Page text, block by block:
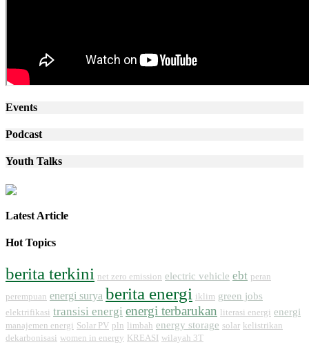
Events
Podcast
Youth Talks
Latest Article
Hot Topics
berita terkini net zero emission electric vehicle ebt peran
perempuan energi surya berita energi iklim green jobs
elektrifikasi transisi energi energi terbarukan literasi energi energi
manajemen energi Solar PV pln limbah energy storage solar kelistrikan
dekarbonisasi women in energy KREASI wilayah 3T